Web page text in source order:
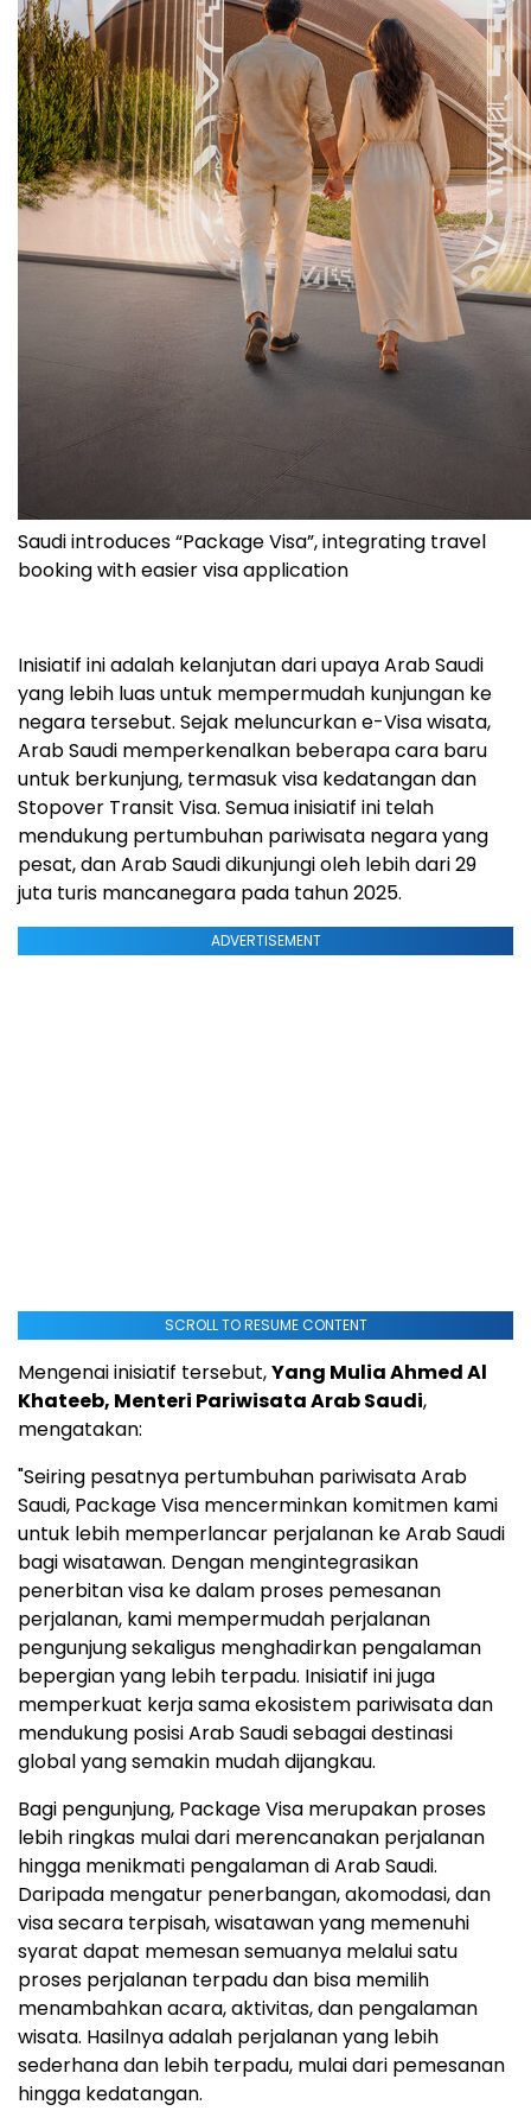
Saudi introduces “Package Visa”, integrating travel
booking with easier visa application
Inisiatif ini adalah kelanjutan dari upaya Arab Saudi
yang lebih luas untuk mempermudah kunjungan ke
negara tersebut. Sejak meluncurkan e-Visa wisata,
Arab Saudi memperkenalkan beberapa cara baru
untuk berkunjung, termasuk visa kedatangan dan
Stopover Transit Visa. Semua inisiatif ini telah
mendukung pertumbuhan pariwisata negara yang
pesat, dan Arab Saudi dikunjungi oleh lebih dari 29
juta turis mancanegara pada tahun 2025.
ADVERTISEMENT
SCROLL TO RESUME CONTENT
Mengenai inisiatif tersebut,Yang Mulia Ahmed Al
Khateeb, Menteri Pariwisata Arab Saudi,
mengatakan:
"Seiring pesatnya pertumbuhan pariwisata Arab
Saudi, Package Visa mencerminkan komitmen kami
untuk lebih memperlancar perjalanan ke Arab Saudi
bagi wisatawan. Dengan mengintegrasikan
penerbitan visa ke dalam proses pemesanan
perjalanan, kami mempermudah perjalanan
pengunjung sekaligus menghadirkan pengalaman
bepergian yang lebih terpadu. Inisiatif ini juga
memperkuat kerja sama ekosistem pariwisata dan
mendukung posisi Arab Saudi sebagai destinasi
global yang semakin mudah dijangkau.
Bagi pengunjung, Package Visa merupakan proses
lebih ringkas mulai dari merencanakan perjalanan
hingga menikmati pengalaman di Arab Saudi.
Daripada mengatur penerbangan, akomodasi, dan
visa secara terpisah, wisatawan yang memenuhi
syarat dapat memesan semuanya melalui satu
proses perjalanan terpadu dan bisa memilih
menambahkan acara, aktivitas, dan pengalaman
wisata. Hasilnya adalah perjalanan yang lebih
sederhana dan lebih terpadu, mulai dari pemesanan
hingga kedatangan.